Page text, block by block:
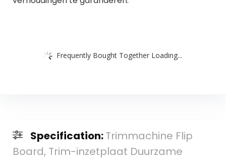
Frequently Bought Together Loading...
Specification:Trimmachine Flip
Board, Trim-inzetplaat Duurzame